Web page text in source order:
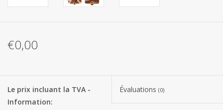
Produits Covid-19
Bonbons de carnaval
€0,00
Le prix incluant la TVA -
Information:
Évaluations (0)